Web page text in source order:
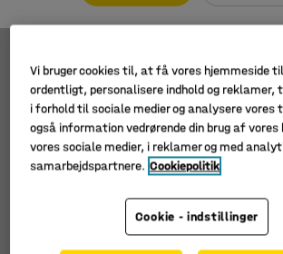
Filtre
1 produkter
Vi bruger cookies til, at få vores hjemmeside
ordentligt, personalisere indhold og reklamer,
i forhold til sociale medier og analysere vores
også information vedrørende din brug af vores
vores sociale medier, i reklamer og med
samarbejdspartnere. Cookiepolitik
Cookie - indstillinger